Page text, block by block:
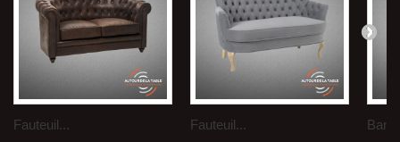
Fauteuil... Fauteuil...